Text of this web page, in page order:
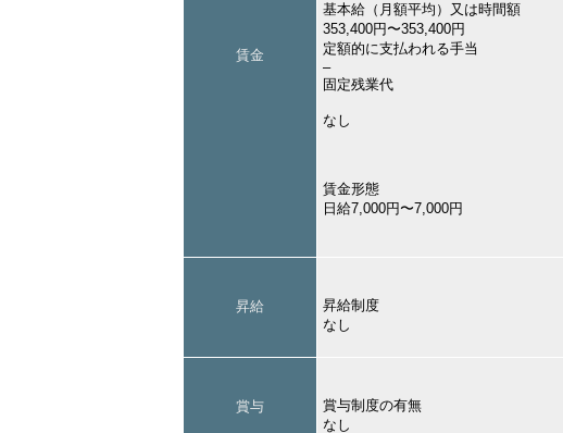
賃金
基本給（月額平均）又は時間額
353,400円〜353,400円
定額的に支払われる手当
–
固定残業代
なし
賃金形態
日給7,000円〜7,000円
昇給
昇給制度
なし
賞与
賞与制度の有無
なし